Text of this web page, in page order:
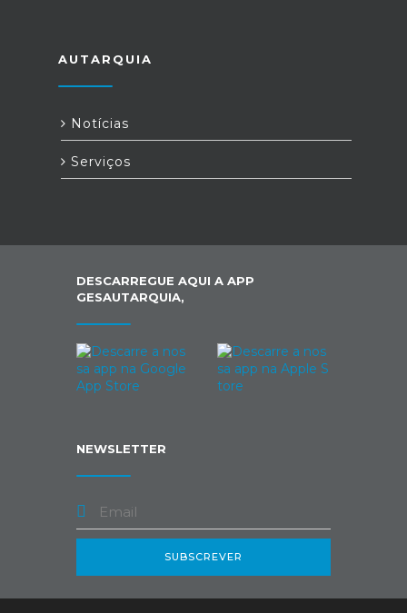
AUTARQUIA
Notícias
Serviços
DESCARREGUE AQUI A APP
GESAUTARQUIA,
NEWSLETTER
SUBSCREVER